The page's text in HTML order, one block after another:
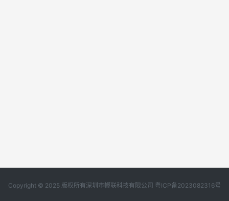
Copyright © 2025 版权所有深圳市幄联科技有限公司 粤ICP备2023082316号